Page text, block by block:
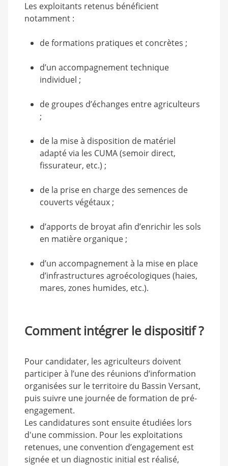
Les exploitants retenus bénéficient
notamment :
de formations pratiques et concrètes ;
d’un accompagnement technique
individuel ;
de groupes d’échanges entre agriculteurs
;
de la mise à disposition de matériel
adapté via les CUMA (semoir direct,
fissurateur, etc.) ;
de la prise en charge des semences de
couverts végétaux ;
d’apports de broyat afin d’enrichir les sols
en matière organique ;
d’un accompagnement à la mise en place
d’infrastructures agroécologiques (haies,
mares, zones humides, etc.).
Comment intégrer le dispositif ?
Pour candidater, les agriculteurs doivent
participer à l’une des réunions d’information
organisées sur le territoire du Bassin Versant,
puis suivre une journée de formation de pré-
engagement.
Les candidatures sont ensuite étudiées lors
d'une commission. Pour les exploitations
retenues, une convention d’engagement est
signée et un diagnostic initial est réalisé,